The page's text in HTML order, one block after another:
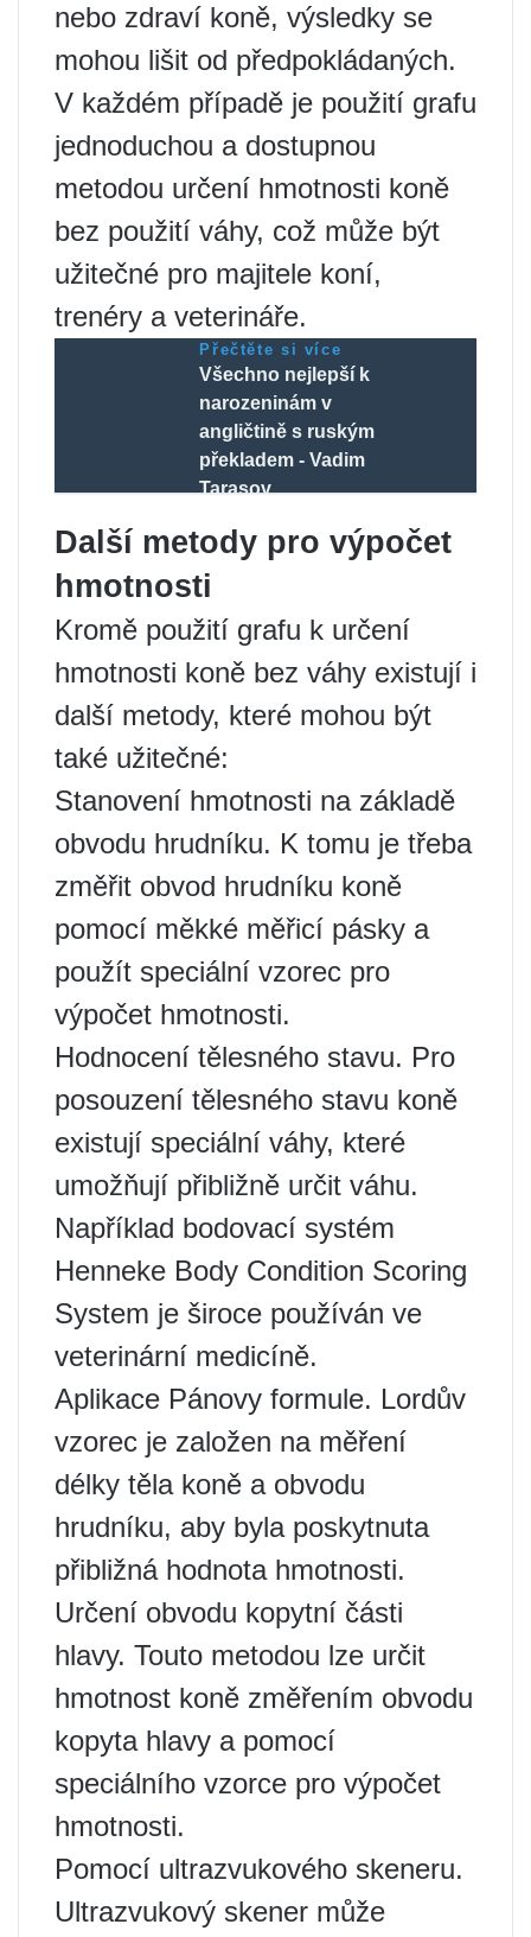
nebo zdraví koně, výsledky se
mohou lišit od předpokládaných.
V každém případě je použití grafu
jednoduchou a dostupnou
metodou určení hmotnosti koně
bez použití váhy, což může být
užitečné pro majitele koní,
trenéry a veterináře.
Přečtěte si více
Všechno nejlepší k
narozeninám v
angličtině s ruským
překladem - Vadim
Tarasov
Další metody pro výpočet
hmotnosti
Kromě použití grafu k určení
hmotnosti koně bez váhy existují i
​​další metody, které mohou být
také užitečné:
Stanovení hmotnosti na základě
obvodu hrudníku. K tomu je třeba
změřit obvod hrudníku koně
pomocí měkké měřicí pásky a
použít speciální vzorec pro
výpočet hmotnosti.
Hodnocení tělesného stavu. Pro
posouzení tělesného stavu koně
existují speciální váhy, které
umožňují přibližně určit váhu.
Například bodovací systém
Henneke Body Condition Scoring
System je široce používán ve
veterinární medicíně.
Aplikace Pánovy formule. Lordův
vzorec je založen na měření
délky těla koně a obvodu
hrudníku, aby byla poskytnuta
přibližná hodnota hmotnosti.
Určení obvodu kopytní části
hlavy. Touto metodou lze určit
hmotnost koně změřením obvodu
kopyta hlavy a pomocí
speciálního vzorce pro výpočet
hmotnosti.
Pomocí ultrazvukového skeneru.
Ultrazvukový skener může